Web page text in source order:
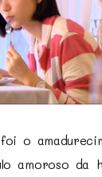
o
amoroso da